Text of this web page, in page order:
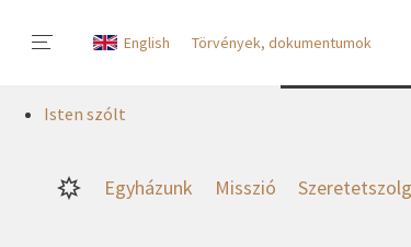
English Törvények, dokumentumok
Isten szólt
Egyházunk Misszió